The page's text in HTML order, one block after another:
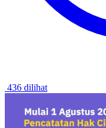
436 dilihat